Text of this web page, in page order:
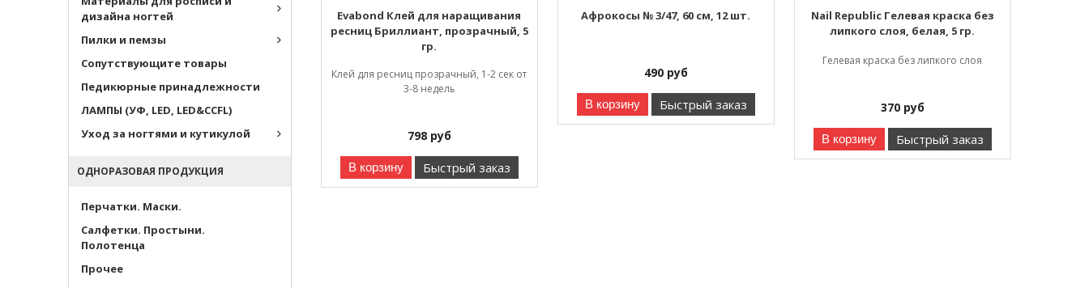
дизайна ногтей
Пилки и пемзы
Сопутствующите товары
Педикюрные принадлежности
ЛАМПЫ (УФ, LED, LED&CCFL)
Уход за ногтями и кутикулой
ОДНОРАЗОВАЯ ПРОДУКЦИЯ
Перчатки. Маски.
Салфетки. Простыни.
Полотенца
Прочее
Evabond Клей для наращивания
ресниц Бриллиант, прозрачный, 5
гр.
Клей для ресниц прозрачный, 1-2 сек от
3-8 недель
798руб
В корзину Быстрый заказ
Афрокосы № 3/47, 60 см, 12 шт.
490руб
В корзину Быстрый заказ
Nail Republic Гелевая краска без
липкого слоя, белая, 5 гр.
Гелевая краска без липкого слоя
370руб
В корзину Быстрый заказ